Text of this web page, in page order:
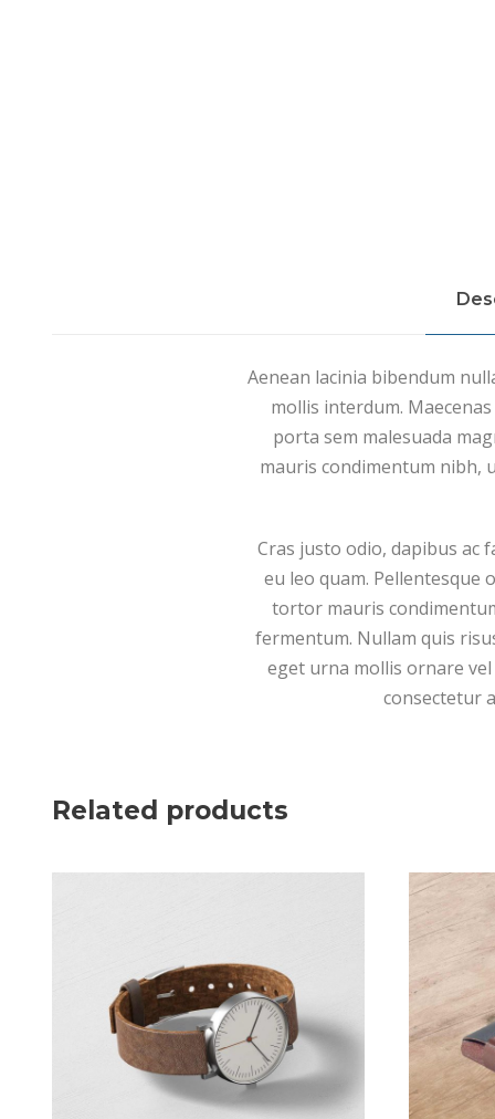
Aenean lacinia bibendum
mollis interdum.
porta sem malesuada
mauris condimentum nibh,
Cras justo odio, dapibus ac
eu leo quam. Pellentesque
tortor mauris
fermentum. Nullam quis
eget urna mollis ornare
consectetur
Related products